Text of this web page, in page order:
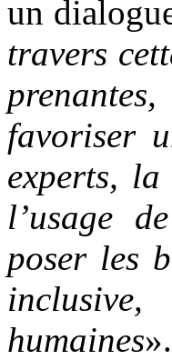
un
travers
favoriser
experts,
l’usage
poser les
humaines».